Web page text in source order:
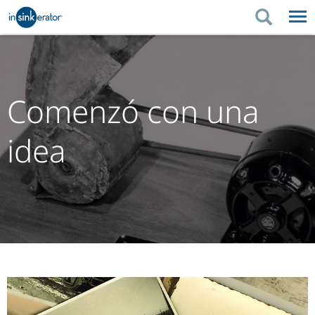
PRODUCTOS
PRODUCTOSMEDIO AMBIENTE
MEDIO AMBIENTE SOPORTEDÓNDE COMPRAR
Comenzó con una
idea